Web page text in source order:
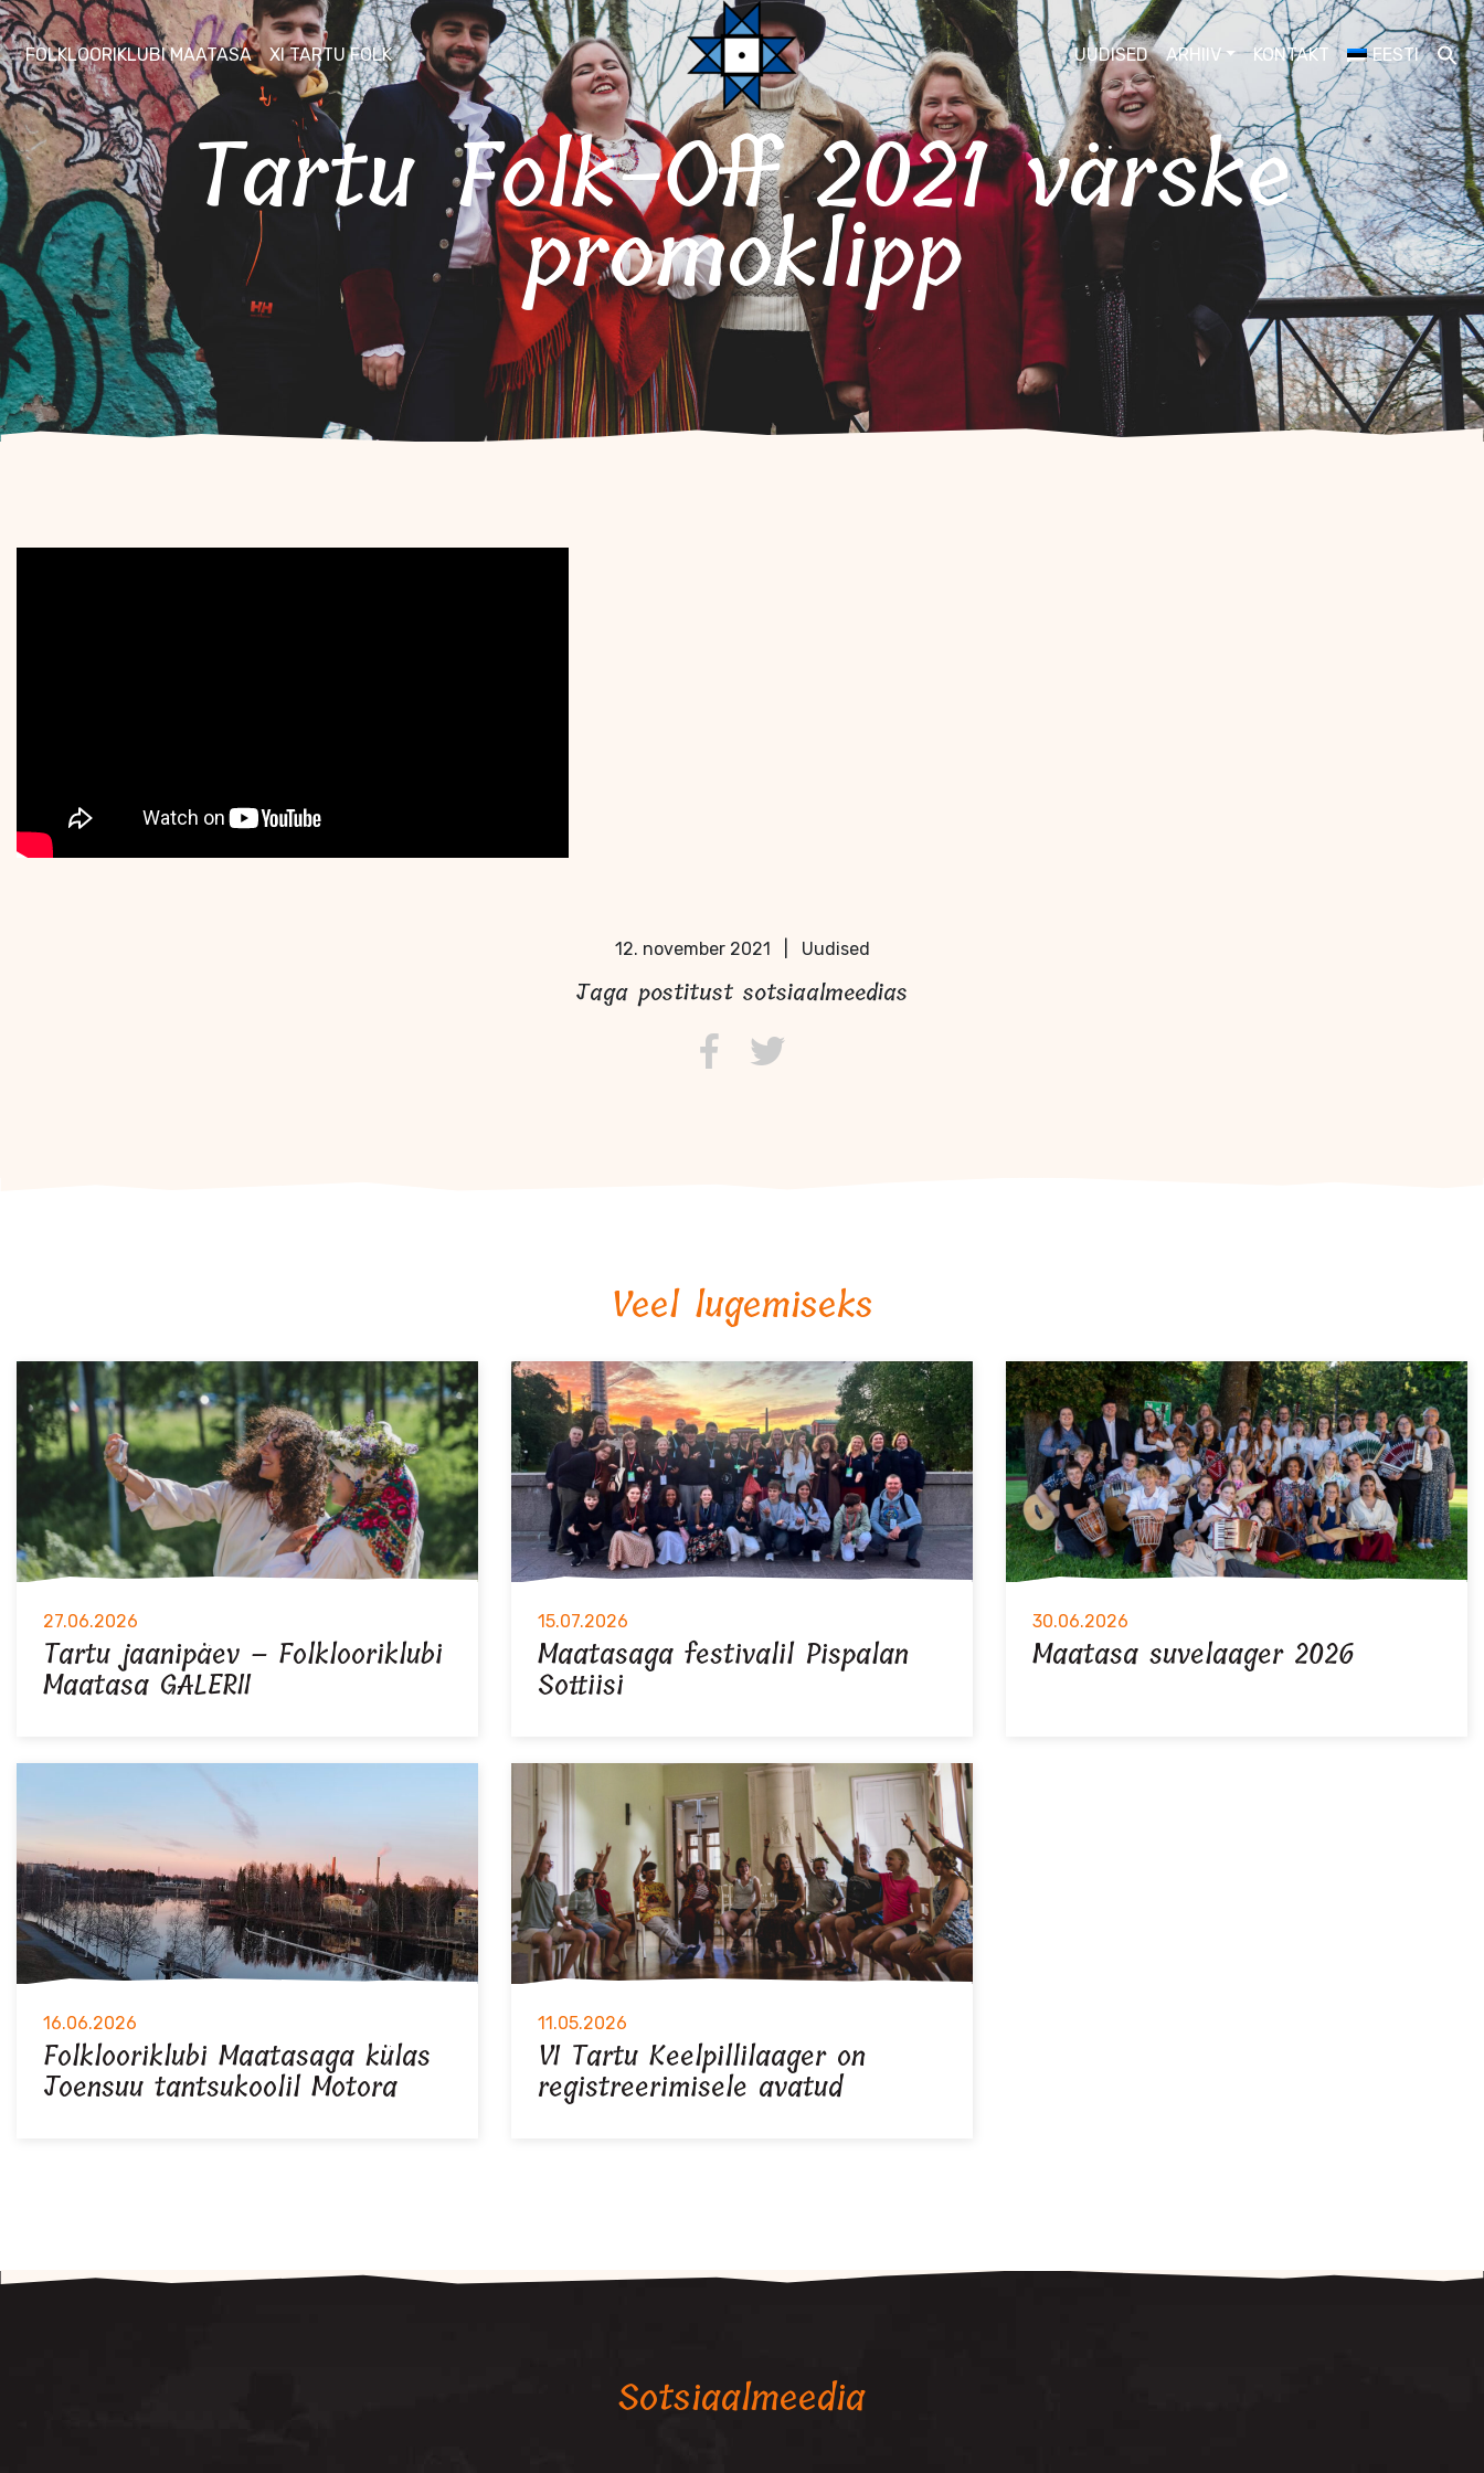
FOLKLOORIKLUBI MAATASA XI TARTU FOLK UUDISED ARHIIV KONTAKT EESTI
Tartu Folk-Off 2021 värske
promoklipp
12. november 2021 Uudised
Jaga postitust sotsiaalmeedias
Veel lugemiseks
27.06.2026
Tartu jaanipäev – Folklooriklubi
Maatasa GALERII
15.07.2026
Maatasaga festivalil Pispalan
Sottiisi
30.06.2026
Maatasa suvelaager 2026
16.06.2026
Folklooriklubi Maatasaga külas
Joensuu tantsukoolil Motora
11.05.2026
VI Tartu Keelpillilaager on
registreerimisele avatud
Sotsiaalmeedia